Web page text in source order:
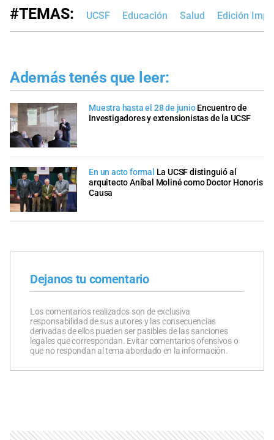
#TEMAS: UCSF Educación Salud Edición
Además tenés que leer:
Muestra hasta el 28 de junio Encuentro de
Investigadores y extensionistas de la UCSF
En un acto formal La UCSF distinguió al
arquitecto Aníbal Moliné como Doctor Honoris
Causa
Dejanos tu comentario
Los comentarios realizados son de exclusiva
responsabilidad de sus autores y las consecuencias
derivadas de ellos pueden ser pasibles de las sanciones
legales que correspondan. Evitar comentarios ofensivos o
que no respondan al tema abordado en la información.